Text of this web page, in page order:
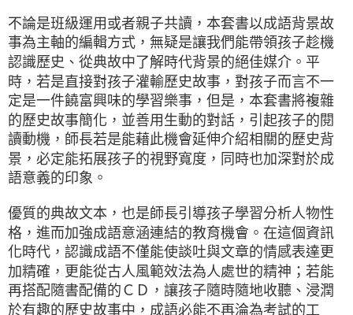
不論是班級運用或者親子共讀，本套書以成語背景故
事為主軸的編輯方式，無疑是讓我們能帶領孩子趁機
認識歷史、從典故中了解時代背景的絕佳媒介。平
時，若是直接對孩子灌輸歷史故事，對孩子而言不一
定是一件饒富興味的學習樂事，但是，本套書將複雜
的歷史故事簡化，並善用生動的對話，引起孩子的閱
讀動機，師長若是能藉此機會延伸介紹相關的歷史背
景，必定能拓展孩子的視野寬度，同時也加深對於成
語意義的印象。
優質的典故文本，也是師長引導孩子學習分析人物性
格，進而加強成語意涵連結的教育機會。在這個資訊
化時代，認識成語不僅能使談吐與文章的情感表達更
加精確，更能從古人風範效法為人處世的精神；若能
再搭配隨書配備的ＣＤ，讓孩子隨時隨地收聽、浸潤
於有趣的歷史故事中，成語必能不再淪為考試的工